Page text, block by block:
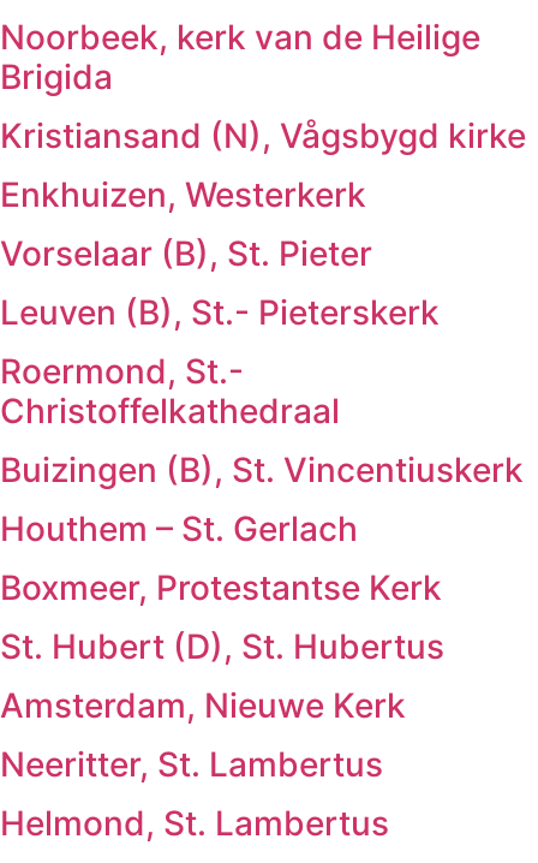
Noorbeek, kerk van de Heilige
Brigida
Kristiansand (N), Vågsbygd kirke
Enkhuizen, Westerkerk
Vorselaar (B), St. Pieter
Leuven (B), St.- Pieterskerk
Roermond, St.-
Christoffelkathedraal
Buizingen (B), St. Vincentiuskerk
Houthem – St. Gerlach
Boxmeer, Protestantse Kerk
St. Hubert (D), St. Hubertus
Amsterdam, Nieuwe Kerk
Neeritter, St. Lambertus
Helmond, St. Lambertus